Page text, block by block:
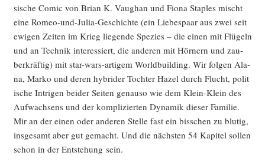
si­sche Comic von Bri­an K. Vaug­han und Fio­na Stap­les mischt
eine Romeo-und-Julia-Geschich­te (ein Lie­bes­paar aus zwei seit
ewi­gen Zei­ten im Krieg lie­gen­de Spe­zi­es – die einen mit Flü­geln
und an Tech­nik inter­es­siert, die ande­ren mit Hör­nern und zau­
ber­kräf­tig) mit star-wars-arti­gem World­buil­ding. Wir fol­gen Ala­
na, Mar­ko und deren hybri­der Toch­ter Hazel durch Flucht, poli­t
i­sche Intri­gen bei­der Sei­ten genau­so wie dem Klein-Klein des
Auf­wach­sens und der kom­pli­zier­ten Dyna­mik die­ser Fami­lie.
Mir an der einen oder ande­ren Stel­le fast ein biss­chen zu blu­tig,
ins­ge­samt aber gut gemacht. Und die nächs­ten 54 Kapi­tel sol­len
schon in der Ent­ste­hung sein.